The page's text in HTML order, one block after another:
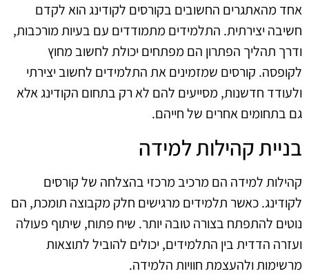
אחד מהאתגרים החשובים בקורסים לקודינג הוא לקדם
חשיבה יצירתית. התלמידים מתמודדים עם בעיות מורכבות,
ודרך תהליך הפתרון הם מפתחים יכולת לחשוב מחוץ
לקופסה. קורסים שמזמינים את התלמידים לחשוב יצירתי
ולעודד חדשנות, מסייעים להם לא רק בתחום הקודינג אלא
גם בתחומים אחרים של חייהם.
בניית קהילות למידה
קהילות למידה הם מרכיב מרכזי בהצלחה של קורסים
לקודינג. כאשר תלמידים מרגישים חלק מקבוצה תומכת, הם
נוטים להתפתח בצורה טובה יותר. שיח פתוח, שיתוף פעולה
ועזרה הדדית בין התלמידים, יכולים להוביל לתוצאות
מרשימות ולהעצמת חוויות הלמידה.